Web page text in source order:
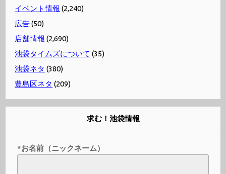
イベント情報 (2,240)
広告(50)
店舗情報 (2,690)
池袋タイムズについて (35)
池袋ネタ (380)
豊島区ネタ (209)
求む！池袋情報
*お名前（ニックネーム）